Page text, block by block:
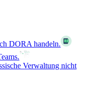
DORA handeln.
Verwaltung nicht